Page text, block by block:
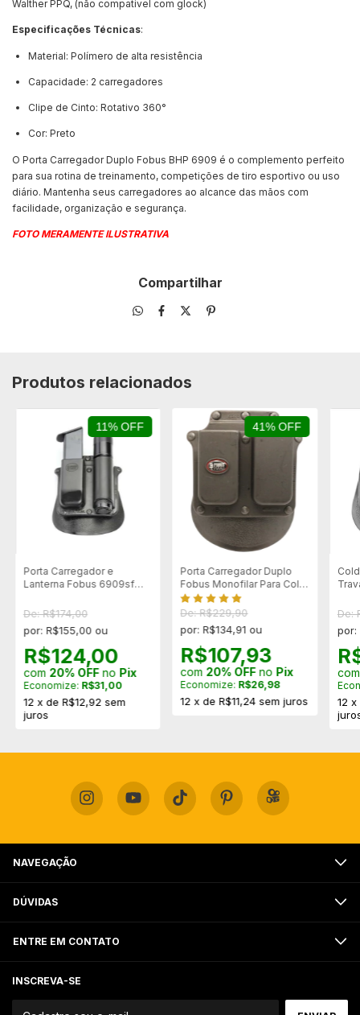
Walther PPQ, (não compativel com glock)
Especificações Técnicas:
Material: Polímero de alta resistência
Capacidade: 2 carregadores
Clipe de Cinto: Rotativo 360°
Cor: Preto
O Porta Carregador Duplo Fobus BHP 6909 é o complemento perfeito
para sua rotina de treinamento, competições de tiro esportivo ou uso
diário. Mantenha seus carregadores ao alcance das mãos com
facilidade, organização e segurança.
FOTO MERAMENTE ILUSTRATIVA
Compartilhar
Produtos relacionados
11% OFF
Porta Carregador e
Lanterna Fobus 6909sf
/.40 e Lanternas
De: R$174,00
por: R$155,00 ou
R$124,00
com 20% OFFno Pix
Economize: R$31,00
12 x de R$12,92 sem
juros
41% OFF
Porta Carregador Duplo
Fobus Monofilar Para Colt
e Imbel .45 (cod4500)
De: R$229,90
por: R$134,91 ou
R$107,93
com 20% OFFno Pix
Economize: R$26,98
12 xdeR$11,24 sem juros
De:
por:
12 x
NAVEGAÇÃO
DÚVIDAS
ENTRE EM CONTATO
INSCREVA-SE